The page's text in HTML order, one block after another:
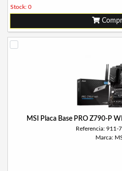
Stock: 0
MSI Placa Base PRO Z790-P
Referencia: 911-
Marca: